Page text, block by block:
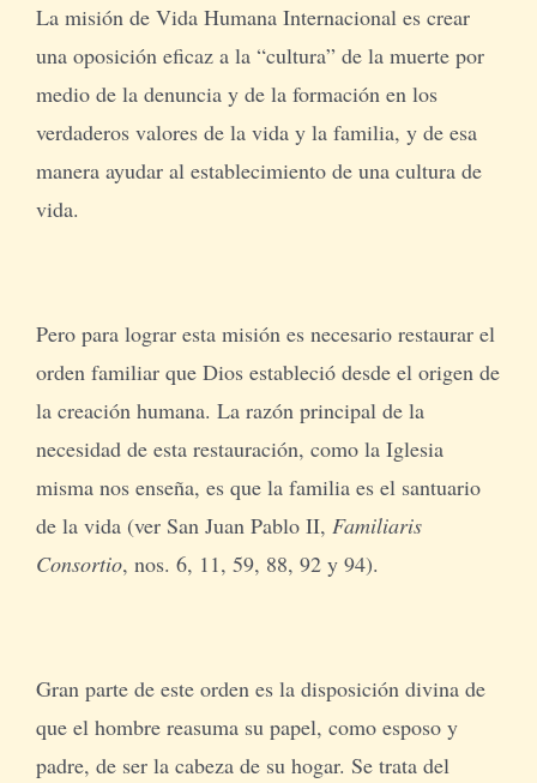
La misión de Vida Humana Internacional es crear
una oposición eficaz a la “cultura” de la muerte por
medio de la denuncia y de la formación en los
verdaderos valores de la vida y la familia, y de esa
manera ayudar al establecimiento de una cultura de
vida.
Pero para lograr esta misión es necesario restaurar el
orden familiar que Dios estableció desde el origen de
la creación humana. La razón principal de la
necesidad de esta restauración, como la Iglesia
misma nos enseña, es que la familia es el santuario
de la vida (ver San Juan Pablo II, Familiaris
Consortio, nos. 6, 11, 59, 88, 92 y 94).
Gran parte de este orden es la disposición divina de
que el hombre reasuma su papel, como esposo y
padre, de ser la cabeza de su hogar. Se trata del